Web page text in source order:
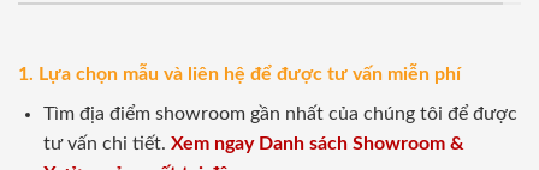
1. Lựa chọn mẫu và liên hệ để được tư vấn miễn phí
Tìm địa điểm showroom gần nhất của chúng tôi để được
tư vấn chi tiết. Xem ngay Danh sách Showroom &